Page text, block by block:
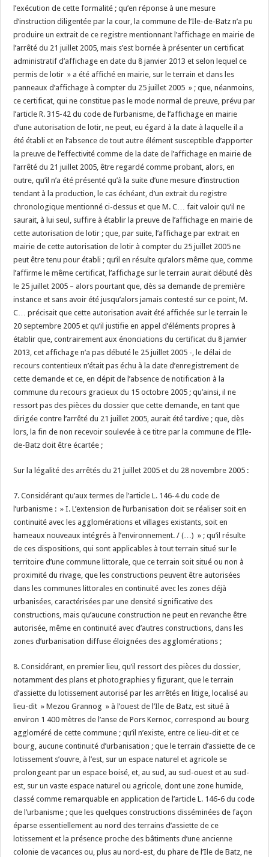
l’exécution de cette formalité ; qu’en réponse à une mesure
d’instruction diligentée par la cour, la commune de l’Ile-de-Batz n’a pu
produire un extrait de ce registre mentionnant l’affichage en mairie de
l’arrêté du 21 juillet 2005, mais s’est bornée à présenter un certificat
administratif d’affichage en date du 8 janvier 2013 et selon lequel ce
permis de lotir » a été affiché en mairie, sur le terrain et dans les
panneaux d’affichage à compter du 25 juillet 2005 » ; que, néanmoins,
ce certificat, qui ne constitue pas le mode normal de preuve, prévu par
l’article R. 315-42 du code de l’urbanisme, de l’affichage en mairie
d’une autorisation de lotir, ne peut, eu égard à la date à laquelle il a
été établi et en l’absence de tout autre élément susceptible d’apporter
la preuve de l’effectivité comme de la date de l’affichage en mairie de
l’arrêté du 21 juillet 2005, être regardé comme probant, alors, en
outre, qu’il n’a été présenté qu’à la suite d’une mesure d’instruction
tendant à la production, le cas échéant, d’un extrait du registre
chronologique mentionné ci-dessus et que M. C… fait valoir qu’il ne
saurait, à lui seul, suffire à établir la preuve de l’affichage en mairie de
cette autorisation de lotir ; que, par suite, l’affichage par extrait en
mairie de cette autorisation de lotir à compter du 25 juillet 2005 ne
peut être tenu pour établi ; qu’il en résulte qu’alors même que, comme
l’affirme le même certificat, l’affichage sur le terrain aurait débuté dès
le 25 juillet 2005 – alors pourtant que, dès sa demande de première
instance et sans avoir été jusqu’alors jamais contesté sur ce point, M.
C… précisait que cette autorisation avait été affichée sur le terrain le
20 septembre 2005 et qu’il justifie en appel d’éléments propres à
établir que, contrairement aux énonciations du certificat du 8 janvier
2013, cet affichage n’a pas débuté le 25 juillet 2005 -, le délai de
recours contentieux n’était pas échu à la date d’enregistrement de
cette demande et ce, en dépit de l’absence de notification à la
commune du recours gracieux du 15 octobre 2005 ; qu’ainsi, il ne
ressort pas des pièces du dossier que cette demande, en tant que
dirigée contre l’arrêté du 21 juillet 2005, aurait été tardive ; que, dès
lors, la fin de non recevoir soulevée à ce titre par la commune de l’Ile-
de-Batz doit être écartée ;
Sur la légalité des arrêtés du 21 juillet 2005 et du 28 novembre 2005 :
7. Considérant qu’aux termes de l’article L. 146-4 du code de
l’urbanisme : » I. L’extension de l’urbanisation doit se réaliser soit en
continuité avec les agglomérations et villages existants, soit en
hameaux nouveaux intégrés à l’environnement. / (…) » ; qu’il résulte
de ces dispositions, qui sont applicables à tout terrain situé sur le
territoire d’une commune littorale, que ce terrain soit situé ou non à
proximité du rivage, que les constructions peuvent être autorisées
dans les communes littorales en continuité avec les zones déjà
urbanisées, caractérisées par une densité significative des
constructions, mais qu’aucune construction ne peut en revanche être
autorisée, même en continuité avec d’autres constructions, dans les
zones d’urbanisation diffuse éloignées des agglomérations ;
8. Considérant, en premier lieu, qu’il ressort des pièces du dossier,
notamment des plans et photographies y figurant, que le terrain
d’assiette du lotissement autorisé par les arrêtés en litige, localisé au
lieu-dit » Mezou Grannog » à l’ouest de l’Ile de Batz, est situé à
environ 1 400 mètres de l’anse de Pors Kernoc, correspond au bourg
aggloméré de cette commune ; qu’il n’existe, entre ce lieu-dit et ce
bourg, aucune continuité d’urbanisation ; que le terrain d’assiette de ce
lotissement s’ouvre, à l’est, sur un espace naturel et agricole se
prolongeant par un espace boisé, et, au sud, au sud-ouest et au sud-
est, sur un vaste espace naturel ou agricole, dont une zone humide,
classé comme remarquable en application de l’article L. 146-6 du code
de l’urbanisme ; que les quelques constructions disséminées de façon
éparse essentiellement au nord des terrains d’assiette de ce
lotissement et la présence proche des bâtiments d’une ancienne
colonie de vacances ou, plus au nord-est, du phare de l’Ile de Batz, ne